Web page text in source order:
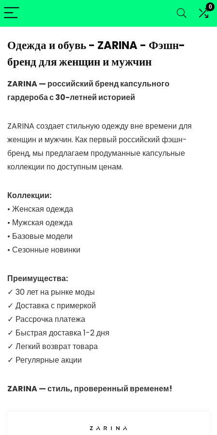
0
Одежда и обувь - ZARINA - Фэшн-
бренд для женщин и мужчин
ZARINA — российский бренд капсульного
гардероба с 30-летней историей
ZARINA создает стильную одежду вне времени для
женщин и мужчин. Как первый российский фэшн-
бренд, мы предлагаем продуманные капсульные
коллекции по доступным ценам.
Коллекции:
• Женская одежда
• Мужская одежда
• Базовые модели
• Сезонные новинки
Преимущества:
✓ 30 лет на рынке моды
✓ Доставка с примеркой
✓ Рассрочка платежа
✓ Быстрая доставка 1-2 дня
✓ Легкий возврат товара
✓ Регулярные акции
ZARINA — стиль, проверенный временем!